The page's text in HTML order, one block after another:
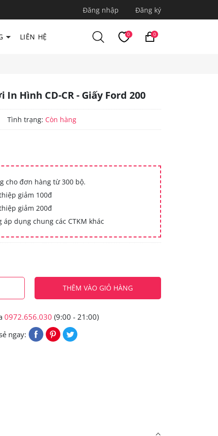
Đăng nhập Đăng ký
LIÊN HỆ 0 0
In Hình CD-CR - Giấy Ford 200
Tình trạng: Còn hàng
cho đơn hàng từ 300 bộ.
giảm 100đ
giảm 200đ
dụng chung các CTKM khác
THÊM VÀO GIỎ HÀNG
0972.656.030 (9:00 - 21:00)
ngay: